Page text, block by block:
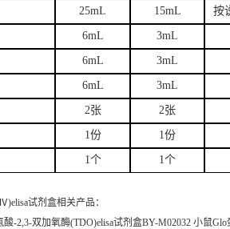
25mL 15mL 按
6mL 3mL
6mL 3mL
6mL 3mL
2张 2张
1份 1份
1个 1个
试剂盒相关产品：
-2,3-双加氧酶(TDO)elisa试剂盒BY-M02032 小鼠